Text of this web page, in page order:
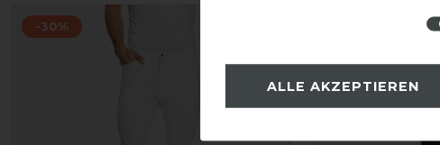
-30%
ALLE AKZEPTIEREN